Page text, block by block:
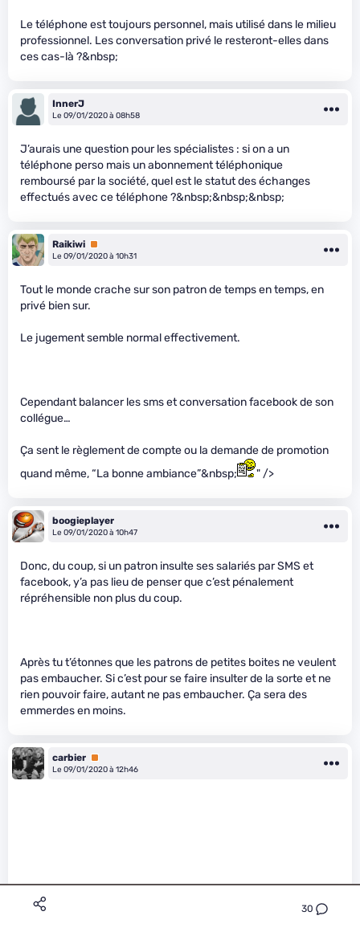
30
Le téléphone est toujours personnel, mais utilisé dans le milieu
professionnel. Les conversation privé le resteront-elles dans
ces cas-là ?&nbsp;
InnerJ
Le 09/01/2020 à 08h58
J’aurais une question pour les spécialistes : si on a un
téléphone perso mais un abonnement téléphonique
remboursé par la société, quel est le statut des échanges
effectués avec ce téléphone ?&nbsp;&nbsp;&nbsp;
Raikiwi Premium
Le 09/01/2020 à 10h31
Tout le monde crache sur son patron de temps en temps, en
privé bien sur.
Le jugement semble normal effectivement.
Cependant balancer les sms et conversation facebook de son
collégue…
Ça sent le règlement de compte ou la demande de promotion
quand même, “La bonne ambiance”&nbsp;
" />
boogieplayer
Le 09/01/2020 à 10h47
Donc, du coup, si un patron insulte ses salariés par SMS et
facebook, y’a pas lieu de penser que c’est pénalement
répréhensible non plus du coup.
Après tu t’étonnes que les patrons de petites boites ne veulent
pas embaucher. Si c’est pour se faire insulter de la sorte et ne
rien pouvoir faire, autant ne pas embaucher. Ça sera des
emmerdes en moins.
carbier Premium
Le 09/01/2020 à 12h46
Raikiwi a écrit :